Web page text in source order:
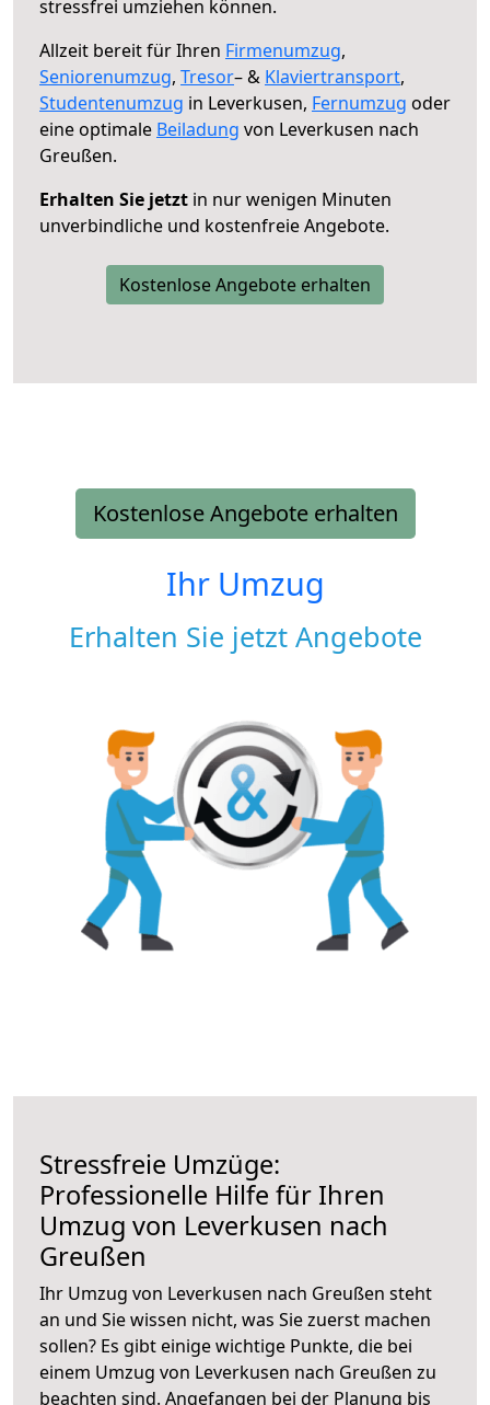
stressfrei umziehen können.
Allzeit bereit für Ihren Firmenumzug,
Seniorenumzug, Tresor– & Klaviertransport,
Studentenumzug in Leverkusen, Fernumzug oder
eine optimale Beiladung von Leverkusen nach
Greußen.
Erhalten Sie jetzt in nur wenigen Minuten
unverbindliche und kostenfreie Angebote.
Kostenlose Angebote erhalten
Kostenlose Angebote erhalten
Ihr Umzug
Erhalten Sie jetzt Angebote
Stressfreie Umzüge:
Professionelle Hilfe für Ihren
Umzug von Leverkusen nach
Greußen
Ihr Umzug von Leverkusen nach Greußen steht
an und Sie wissen nicht, was Sie zuerst machen
sollen? Es gibt einige wichtige Punkte, die bei
einem Umzug von Leverkusen nach Greußen zu
beachten sind. Angefangen bei der Planung bis